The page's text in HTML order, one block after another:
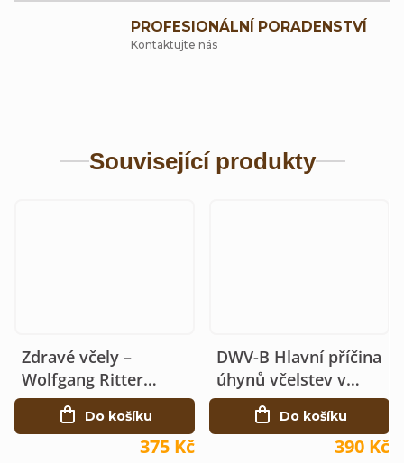
PROFESIONÁLNÍ PORADENSTVÍ
Kontaktujte nás
Související produkty
Zdravé včely –
Wolfgang Ritter
(slovensky)
375 Kč
Do košíku
DWV-B Hlavní příčina
úhynů včelstev v
srdci Evropy
390 Kč
Do košíku